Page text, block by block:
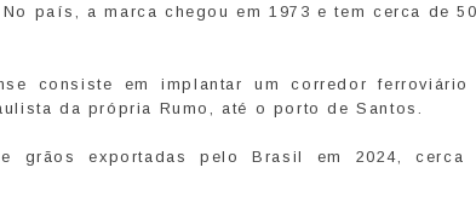
país, a marca chegou em 1973 e tem cerca de
consiste em implantar um corredor
da própria Rumo, até o porto de Santos.
grãos exportadas pelo Brasil em 2024, cerca